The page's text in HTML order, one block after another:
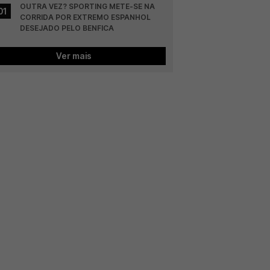
OUTRA VEZ? SPORTING METE-SE NA
CORRIDA POR EXTREMO ESPANHOL
DESEJADO PELO BENFICA
Ver mais